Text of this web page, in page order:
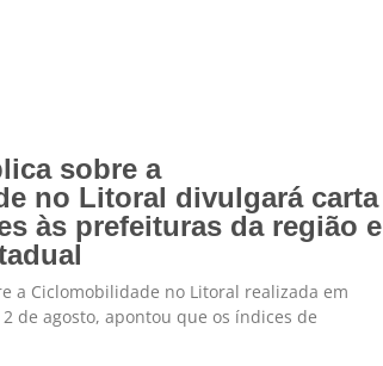
sobre a
no Litoral divulgará carta
às prefeituras da região e
a Ciclomobilidade no Litoral realizada em
de agosto, apontou que os índices de